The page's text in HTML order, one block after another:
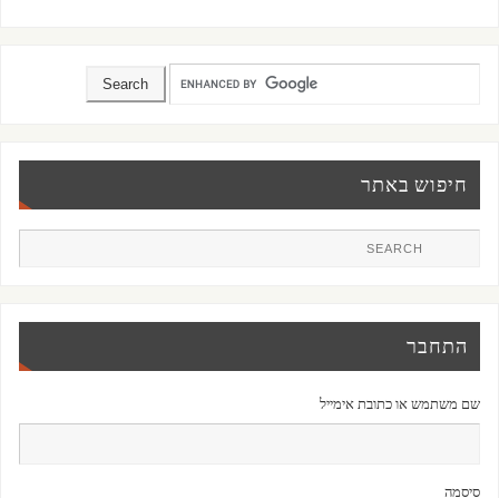
חיפוש באתר
התחבר
שם משתמש או כתובת אימייל
סיסמה